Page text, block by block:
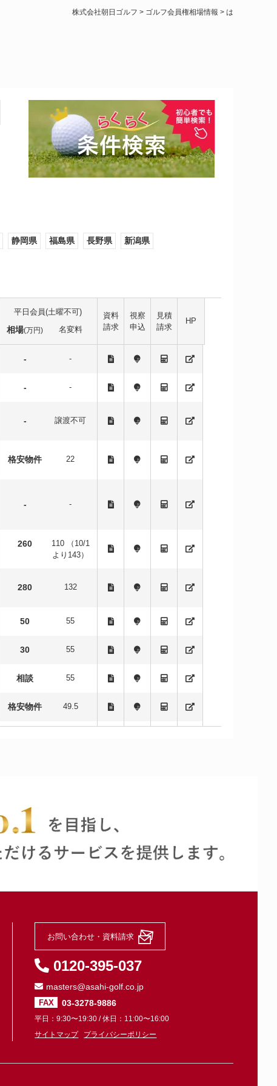
株式会社朝日ゴルフ > ゴルフ会員権相場情報 > は
静岡県 福島県 長野県
新潟県
平日会員(土曜不可)
相場(万円) 名変料
資料
請求
視察
申込
見積
請求
HP
- -
- -
- 譲渡不可
格安物件 22
- -
260
110 （10/1
より143）
280 132
50 55
30 55
相談 55
格安物件 49.5
- -
-
-
格安物件 11
格安物件 22
- -
お問い合わせ・資料請求
0120-395-037
masters@asahi-golf.co.jp
FAX 03-3278-9886
平日：9:30〜19:30 / 休日：11:00〜16:00
サイトマップ
プライバシーポリシー